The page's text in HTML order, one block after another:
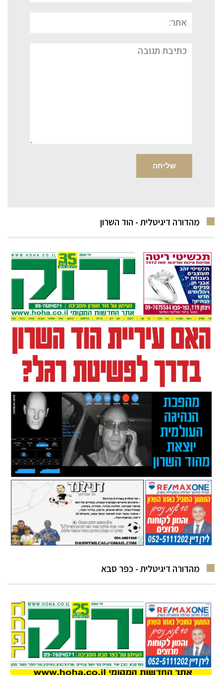
תגובה
מהדורה דיגיטלית - הוד השרון
מהדורה דיגיטלית - כפר סבא